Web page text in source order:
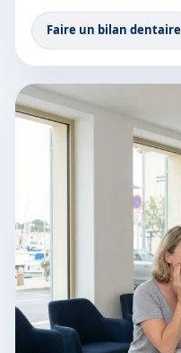
Faire un bilan dentaire